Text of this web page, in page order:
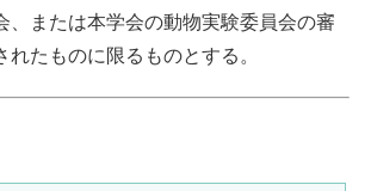
、または本学会の動物実験委員会の審
れたものに限るものとする。